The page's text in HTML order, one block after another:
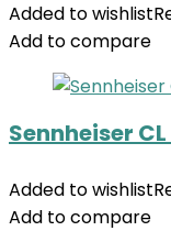
Added to wishlist
Add to compare
Sennheiser
Added to wishlist
Add to compare